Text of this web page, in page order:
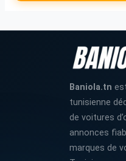
Baniola.tn
tunisienne
de voitures
annonces
marques de